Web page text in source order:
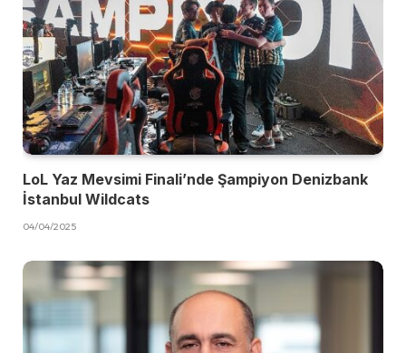
LoL Yaz Mevsimi Finali’nde Şampiyon Denizbank
İstanbul Wildcats
04/04/2025